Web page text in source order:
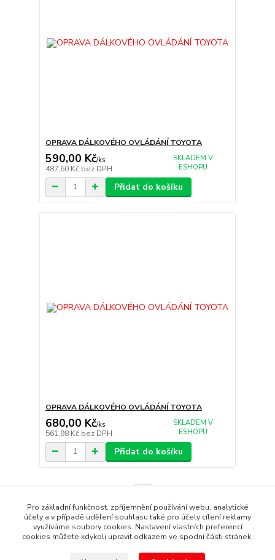
OPRAVA DÁLKOVÉHO OVLÁDÁNÍ TOYOTA
590,00 Kč/ks
487,60 Kč bez DPH
SKLADEM V
ESHOPU
Přidat do košíku
OPRAVA DÁLKOVÉHO OVLÁDÁNÍ TOYOTA
680,00 Kč/ks
561,98 Kč bez DPH
SKLADEM V
ESHOPU
Přidat do košíku
Pro základní funkčnost, zpříjemnění používání webu, analytické
účely a v případě udělení souhlasu také pro účely cílení reklamy
využíváme soubory cookies. Nastavení vlastních preferencí
cookies můžete kdykoli upravit odkazem ve spodní části stránek.